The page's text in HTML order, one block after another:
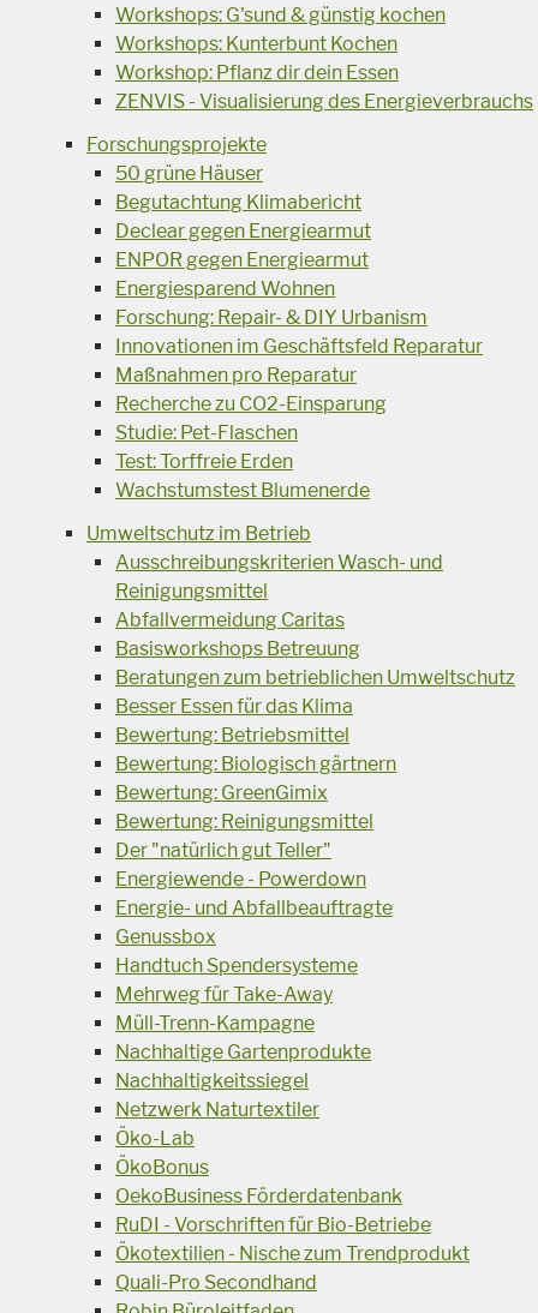
Workshops: G'sund & günstig kochen
Workshops: Kunterbunt Kochen
Workshop: Pflanz dir dein Essen
ZENVIS - Visualisierung des Energieverbrauchs
Forschungsprojekte
50 grüne Häuser
Begutachtung Klimabericht
Declear gegen Energiearmut
ENPOR gegen Energiearmut
Energiesparend Wohnen
Forschung: Repair- & DIY Urbanism
Innovationen im Geschäftsfeld Reparatur
Maßnahmen pro Reparatur
Recherche zu CO2-Einsparung
Studie: Pet-Flaschen
Test: Torffreie Erden
Wachstumstest Blumenerde
Umweltschutz im Betrieb
Ausschreibungskriterien Wasch- und
Reinigungsmittel
Abfallvermeidung Caritas
Basisworkshops Betreuung
Beratungen zum betrieblichen Umweltschutz
Besser Essen für das Klima
Bewertung: Betriebsmittel
Bewertung: Biologisch gärtnern
Bewertung: GreenGimix
Bewertung: Reinigungsmittel
Der "natürlich gut Teller"
Energiewende - Powerdown
Energie- und Abfallbeauftragte
Genussbox
Handtuch Spendersysteme
Mehrweg für Take-Away
Müll-Trenn-Kampagne
Nachhaltige Gartenprodukte
Nachhaltigkeitssiegel
Netzwerk Naturtextiler
Öko-Lab
ÖkoBonus
OekoBusiness Förderdatenbank
RuDI - Vorschriften für Bio-Betriebe
Ökotextilien - Nische zum Trendprodukt
Quali-Pro Secondhand